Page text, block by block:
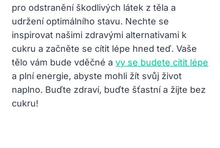
pro odstranění škodlivých látek z těla a
udržení optimálního stavu. Nechte se
inspirovat našimi zdravými alternativami k
cukru a začněte se cítit lépe hned teď. Vaše
tělo vám bude vděčné a vy se budete cítit lépe
a plní energie, abyste mohli žít svůj život
naplno. Buďte zdraví, buďte šťastní a žijte bez
cukru!